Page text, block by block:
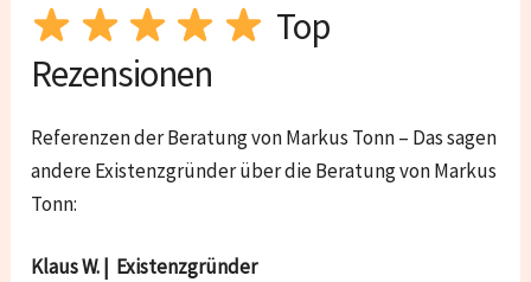
Top
Rezensionen
Referenzen der Beratung von Markus Tonn – Das sagen
andere Existenzgründer über die Beratung von Markus
Tonn:
Klaus W. | Existenzgründer